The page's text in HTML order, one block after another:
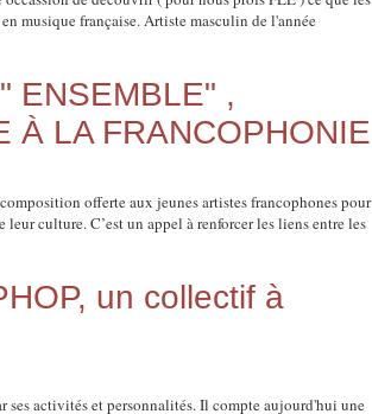
musique française. Artiste masculin de l'année
ENSEMBLE" ,
À LA FRANCOPHONIE
offerte aux jeunes artistes francophones pour
culture. C’est un appel à renforcer les liens entre les
un collectif à
activités et personnalités. Il compte aujourd'hui une